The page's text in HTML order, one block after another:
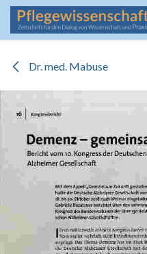
Zum Inhalt springen
Dr. med. Mabuse